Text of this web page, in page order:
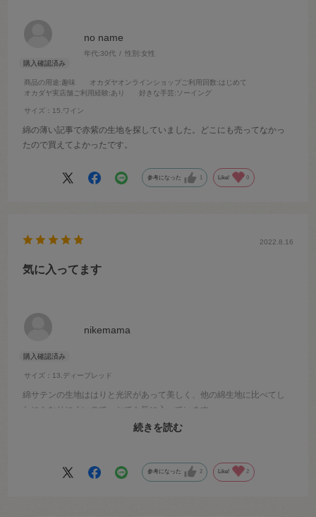
no name
年代:30代 性別:女性
商品の用途:趣味 オカダヤオンラインショップご利用回数:はじめて
オカダヤ実店舗ご利用経験:あり 好きな手芸:ソーイング
サイズ：15.ワイン
綿の薄い記事で赤紫の生地を探していました。どこにも売ってなかっ
たので買えてよかったです。
参考になった Like! 0
nikemama
サイズ：13.ディープレッド
2022.8.16
気に入ってます
綿サテンの生地ははりと光沢があって美しく、他の綿生地に比べてし
わにもなりにくいので、とても気に入っています。
他ではないカラーがたくさんあって嬉しいです。ぜひこれからも販売
続きを読む
参考になった 2 Like! 2